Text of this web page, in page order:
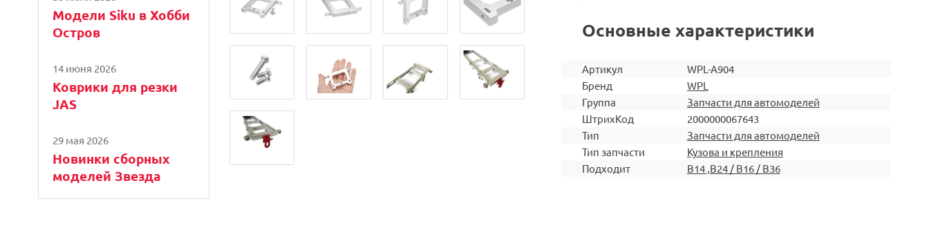
Модели Siku в Хобби
Остров
14 июня 2026
Коврики для резки
JAS
29 мая 2026
Новинки сборных
моделей Звезда
Основные характеристики
Артикул
WPL-A904
Бренд
WPL
Группа
Запчасти для автомоделей
ШтрихКод
2000000067643
Тип
Запчасти для автомоделей
Тип запчасти
Кузова и крепления
Подходит
B14 ,B24 / B16 / B36